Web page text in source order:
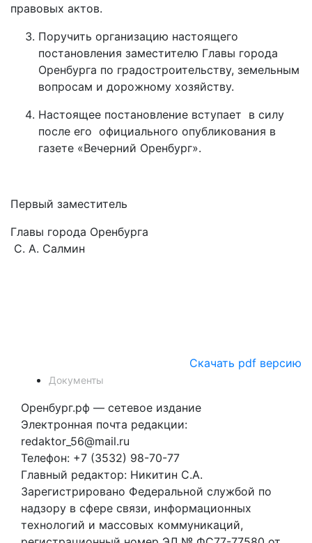
правовых актов.
Поручить организацию настоящего
постановления заместителю Главы города
Оренбурга по градостроительству, земельным
вопросам и дорожному хозяйству.
Настоящее постановление вступает в силу
после его официального опубликования в
газете «Вечерний Оренбург».
Первый заместитель
Главы города Оренбурга
С. А. Салмин
Скачать pdf версию
Документы
Оренбург.рф — сетевое издание
Электронная почта редакции:
redaktor_56@mail.ru
Телефон: +7 (3532) 98-70-77
Главный редактор: Никитин С.А.
Зарегистрировано Федеральной службой по
надзору в сфере связи, информационных
технологий и массовых коммуникаций,